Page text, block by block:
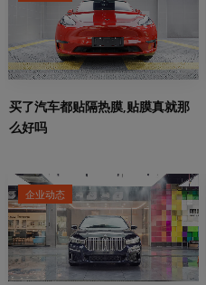
买了汽车都贴隔热膜,贴膜真就那
么好吗
企业动态